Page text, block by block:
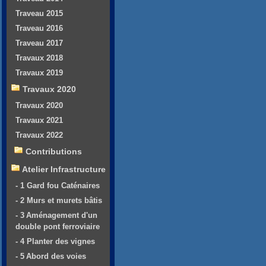
Traveau 2015
Traveau 2016
Traveau 2017
Travaux 2018
Travaux 2019
Travaux 2020
Travaux 2020
Travaux 2021
Travaux 2022
Contributions
Atelier Infrastructure
- 1 Gard fou Caténaires
- 2 Murs et murets bâtis
- 3 Aménagement d'un
double pont ferroviaire
- 4 Planter des vignes
- 5 Abord des voies